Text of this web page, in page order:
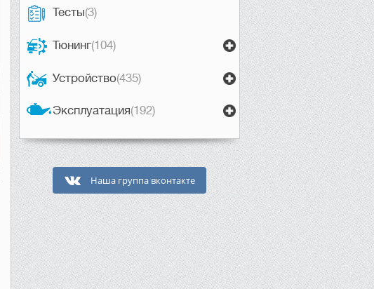
Тесты(3)
Тюнинг(104)
Устройство(435)
Эксплуатация(192)
Наша группа вконтакте